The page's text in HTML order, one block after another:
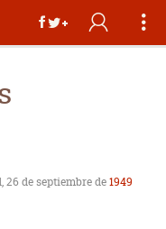
26 de septiembre de1949